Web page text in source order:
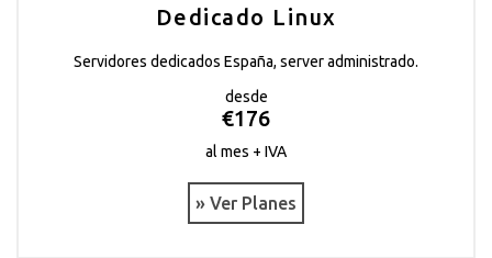
Dedicado Linux
Servidores dedicados España, server administrado.
desde
€176
al mes + IVA
» Ver Planes